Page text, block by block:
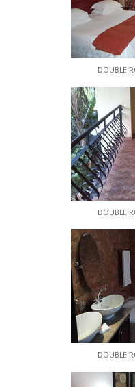
DOUBLE
DOUBLE
DOUBLE